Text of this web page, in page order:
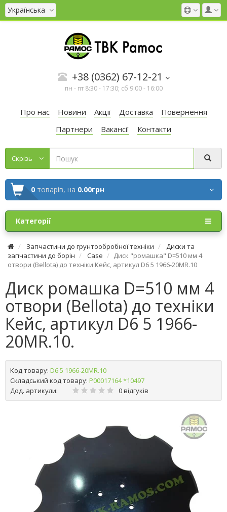
Українська
+38 (0362) 67-12-21
пн - пт 8:30 - 17:30; сб 9:00 - 16:00
Про нас Новини Акції Доставка
Повернення
Партнери
Вакансії Контакти
Cкрізь
0 товарів, на 0.00грн
Категорії
Запчастини до грунтообробної техніки
Диски та
запчастини до борін
Case
Диск "ромашка" D=510 мм 4
отвори (Bellota) до техніки Кейс, артикул D6 5 1966-20MR.10
Диск ромашка D=510 мм 4
отвори (Bellota) до техніки
Кейс, артикул D6 5 1966-
20MR.10.
Код товару: D6 5 1966-20MR.10
Складський код товару: Р00017164 *10497
Дод. артикули:
0 відгуків